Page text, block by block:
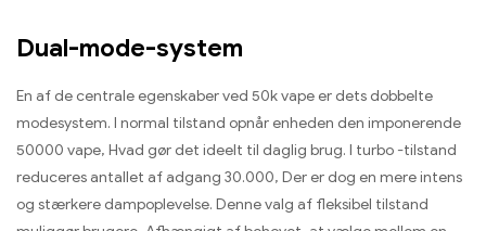
Dual-mode-system
En af de centrale egenskaber ved 50k vape er dets dobbelte
modesystem. I normal tilstand opnår enheden den imponerende
50000 vape, Hvad gør det ideelt til daglig brug. I turbo -tilstand
reduceres antallet af adgang 30.000, Der er dog en mere intens
og stærkere dampoplevelse. Denne valg af fleksibel tilstand